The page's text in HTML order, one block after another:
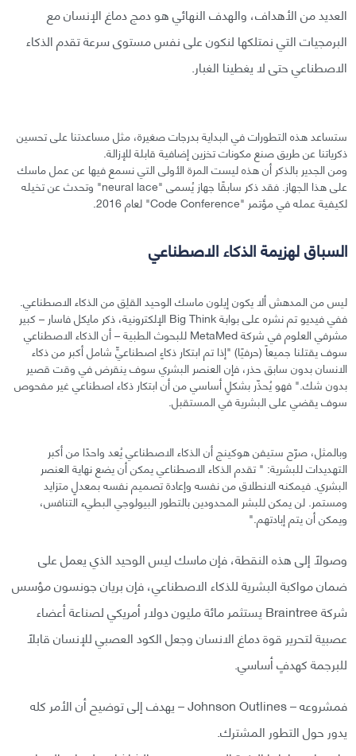
العديد من الأهداف، والهدف النهائي هو دمج دماغ الإنسان مع
البرمجيات التي نمتلكها لنكون على نفس مستوى سرعة تقدم الذكاء
الاصطناعي حتى لا يغطينا الغبار.
ستساعد هذه التطورات في البداية بدرجات صغيرة، مثل مساعدتنا على تحسين
ذكرياتنا عن طريق صنع مكونات تخزين إضافية قابلة للإزالة.
ومن الجدير بالذكر أن هذه ليست المرة الأولى التي نسمع فيها عن عمل ماسك
على هذا الجهاز. فقد ذكر سابقًا جهاز يُسمى "neural lace" وتحدث عن تخيله
لكيفية عمله في مؤتمر "Code Conference" لعام 2016.
السباق لهزيمة الذكاء الاصطناعي
ليس من المدهش ألا يكون إيلون ماسك الوحيد القلِق من الذكاء الاصطناعي.
ففي فيديو تم نشره على بوابة Big Think الإلكترونية، ذكر مايكل فاسار – كبير
مشرفي العلوم في شركة MetaMed للبحوث الطبية – أن الذكاء الاصطناعي
سوف يقتلنا جميعاً (حرفيًا) "إذا تم ابتكار ذكاءٍ اصطناعيٍّ شامل أكبر من ذكاء
الانسان بدون سابق حذر، فإن العنصر البشري سوف ينقرض في وقت قصير
بدون شك." فهو يُحذّر بشكلٍ أساسي من أن ابتكار ذكاء اصطناعي غير مفحوص
سوف يقضي على البشرية في المستقبل.
وبالمثل، صرّح ستيفن هوكينج أن الذكاء الاصطناعي يُعد واحدًا من أكبر
التهديدات للبشرية: " تقدم الذكاء الاصطناعي يمكن أن يضع نهاية العنصر
البشري. فيمكنه الانطلاق من نفسه وإعادة تصميم نفسه بمعدلٍ متزايد
ومستمر. لن يمكن للبشر المحدودين بالتطور البيولوجي البطيء التنافس،
ويمكن أن يتم إبادتهم."
وصولًا إلى هذه النقطة، فإن ماسك ليس الوحيد الذي يعمل على
ضمان مواكبة البشرية للذكاء الاصطناعي، فإن بريان جونسون مؤسس
شركة Braintree يستثمر مائة مليون دولار أمريكي لصناعة أعضاء
عصبية لتحرير قوة دماغ الانسان وجعل الكود العصبي للإنسان قابلًا
للبرجمة كهدفٍ أساسي.
فمشروعه – Johnson Outlines – يهدف إلى توضيح أن الأمر كله
يدور حول التطور المشترك.